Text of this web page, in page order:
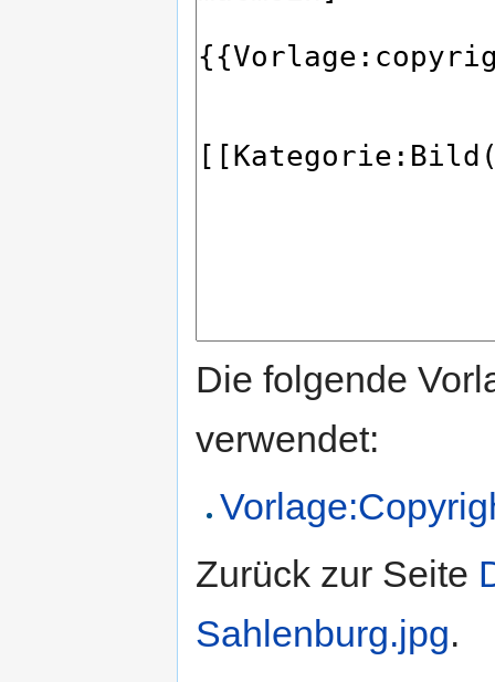
Die folgende
verwendet:
Zurück zur Seite
Sahlenburg.jpg.